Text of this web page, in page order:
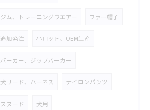
ジム、トレーニングウエアー ファー帽子
追加発注 小ロット、OEM生産
パーカー、ジップパーカー
犬リード、ハーネス ナイロンパンツ
スヌード 犬用